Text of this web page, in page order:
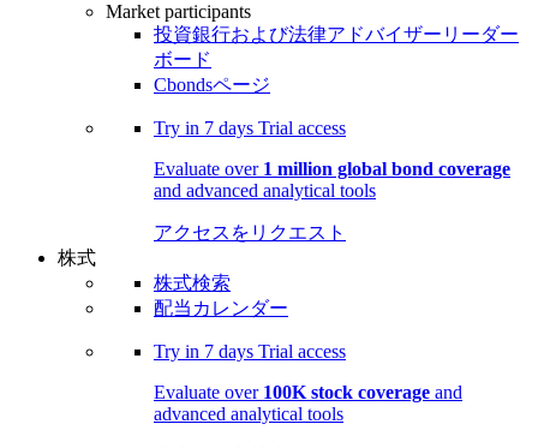
Market participants
投資銀行および法律アドバイザーリーダー
ボード
Cbondsページ
Try in 7 days Trial access
Evaluate over 1 million global bond coverage
and advanced analytical tools
アクセスをリクエスト
株式
株式検索
配当カレンダー
Try in 7 days Trial access
Evaluate over 100K stock coverage and
advanced analytical tools